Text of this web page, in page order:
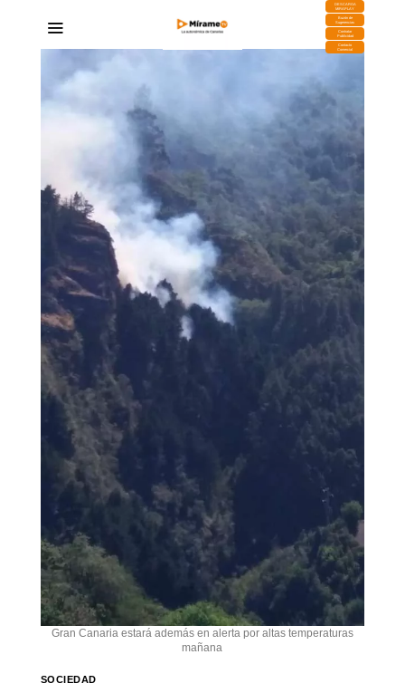
DESCARGA
MIRAPLAY
Buzón de
Sugerencias
Contratar
Publicidad
Contacto
Comercial
Gran Canaria estará además en alerta por altas temperaturas
mañana
SOCIEDAD